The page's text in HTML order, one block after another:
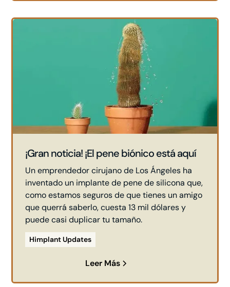
¡Gran noticia! ¡El pene biónico está aquí
Un emprendedor cirujano de Los Ángeles ha
inventado un implante de pene de silicona que,
como estamos seguros de que tienes un amigo
que querrá saberlo, cuesta 13 mil dólares y
puede casi duplicar tu tamaño.
Himplant Updates
Leer Más